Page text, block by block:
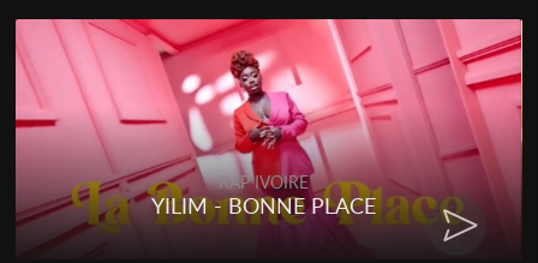
RAP IVOIRE
YILIM - BONNE PLACE